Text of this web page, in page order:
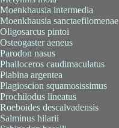
Moenkhausia intermedia
Moenkhausia sanctaefilomenae
Oligosarcus pintoi
Osteogaster aeneus
Parodon nasus
Phalloceros caudimaculatus
Piabina argentea
Plagioscion squamosissimus
Prochilodus lineatus
Roeboides descalvadensis
Salminus hilarii